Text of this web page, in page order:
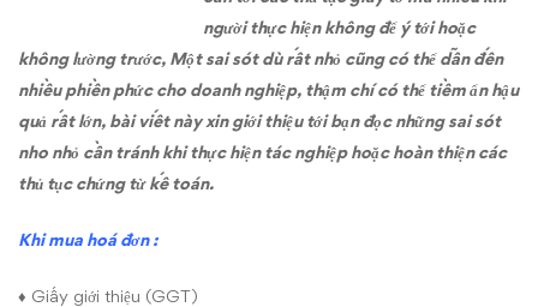
kế
toán
tài
người thực hiện không để ý tới hoặc
không lường trước, Một sai sót dù rất nhỏ cũng có thể dẫn đến
nhiều phiền phức cho doanh nghiệp, thậm chí có thể tiềm ẩn hậu
quả rất lớn, bài viết này xin giới thiệu tới bạn đọc những sai sót
nho nhỏ cần tránh khi thực hiện tác nghiệp hoặc hoàn thiện các
thủ tụcchứng từ kế toán.
Khi mua hoá đơn :
♦ Giấy giới thiệu (GGT)